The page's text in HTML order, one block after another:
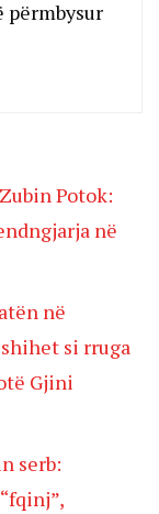
përmbysur
Potok:
në
në
si rruga
Gjini
serb: